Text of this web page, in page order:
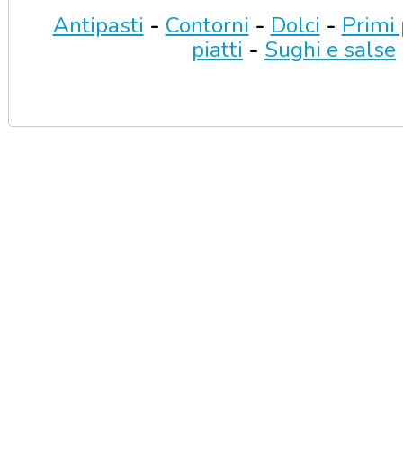
Antipasti - Contorni - Dolci - Primi
piatti - Sughi e salse